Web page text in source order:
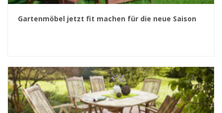
Gartenmöbel jetzt fit machen für die neue Saison